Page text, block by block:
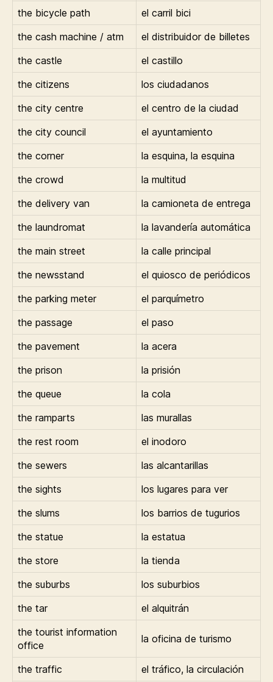
the bicycle path
el carril bici
the cash machine / atm
el distribuidor de billetes
the castle
el castillo
the citizens
los ciudadanos
the city centre
el centro de la ciudad
the city council
el ayuntamiento
the corner
la esquina, la esquina
the crowd
la multitud
the delivery van
la camioneta de entrega
the laundromat
la lavandería automática
the main street
la calle principal
the newsstand
el quiosco de periódicos
the parking meter
el parquímetro
the passage
el paso
the pavement
la acera
the prison
la prisión
the queue
la cola
the ramparts
las murallas
the rest room
el inodoro
the sewers
las alcantarillas
the sights
los lugares para ver
the slums
los barrios de tugurios
the statue
la estatua
the store
la tienda
the suburbs
los suburbios
the tar
el alquitrán
the tourist information
office
la oficina de turismo
the traffic
el tráfico, la circulación